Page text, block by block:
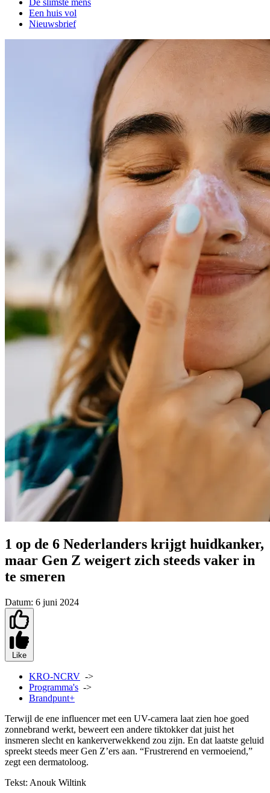
De slimste mens
Een huis vol
Nieuwsbrief
1 op de 6 Nederlanders krijgt huidkanker,
maar Gen Z weigert zich steeds vaker in
te smeren
Datum: 6 juni 2024
Like
KRO-NCRV ->
Programma's ->
Brandpunt+
Terwijl de ene influencer met een UV-camera laat zien hoe goed
zonnebrand werkt, beweert een andere tiktokker dat juist het
insmeren slecht en kankerverwekkend zou zijn. En dat laatste geluid
spreekt steeds meer Gen Z’ers aan. “Frustrerend en vermoeiend,”
zegt een dermatoloog.
Tekst: Anouk Wiltink